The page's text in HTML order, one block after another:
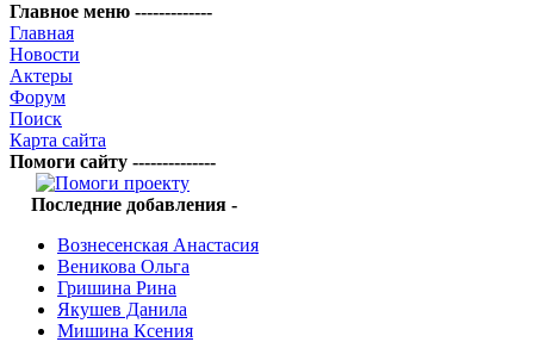
Главное меню -------------
Главная
Новости
Актеры
Форум
Поиск
Карта сайта
Помоги сайту --------------
Последние добавления -
Вознесенская Анастасия
Веникова Ольга
Гришина Рина
Якушев Данила
Мишина Ксения